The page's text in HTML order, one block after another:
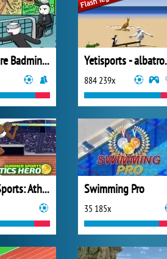
Stick Figure Badminton
884 239x
Summer Sports: Athletics Hero Swimming Pro
35 185x